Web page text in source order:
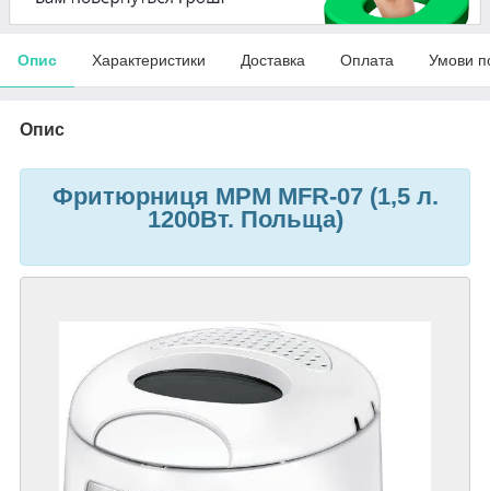
Опис Характеристики Доставка Оплата Умови
Опис
Фритюрниця MPM MFR-07 (1,5 л.
1200Вт. Польща)